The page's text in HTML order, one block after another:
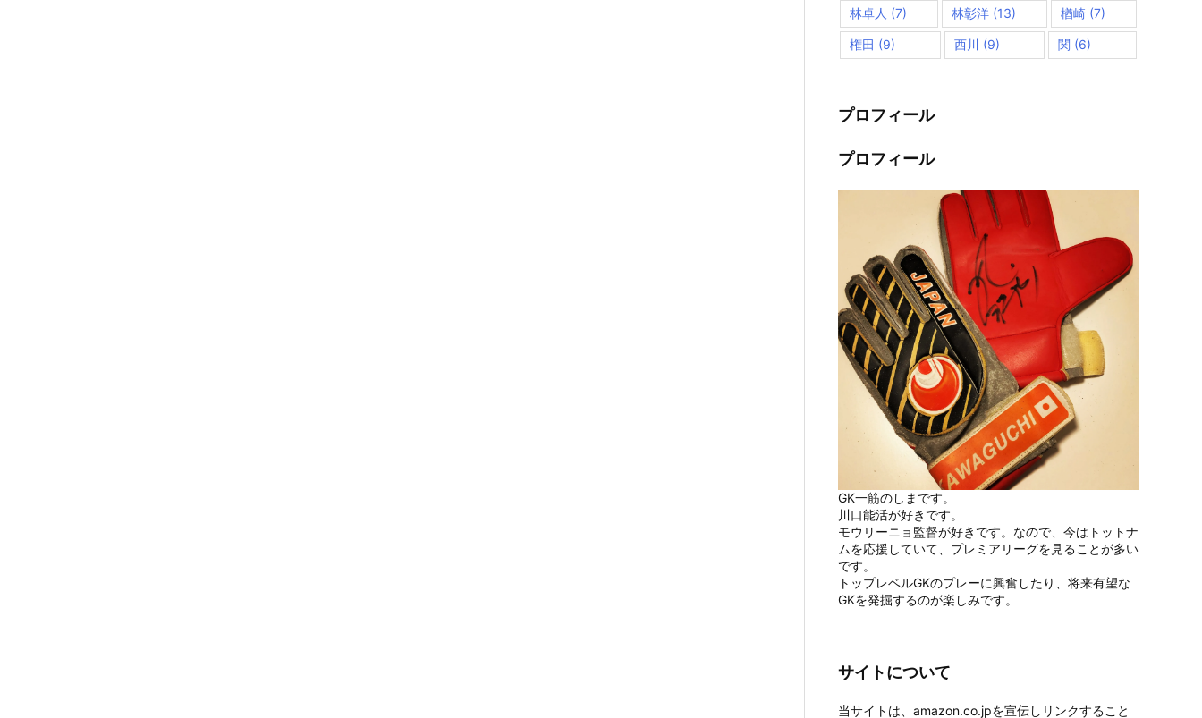
林卓人 (7) 林彰洋 (13) 楢崎 (7)
権田 (9) 西川 (9) 関 (6)
プロフィール
プロフィール
GK一筋のしまです。
川口能活が好きです。
モウリーニョ監督が好きです。なので、今はトットナ
ムを応援していて、プレミアリーグを見ることが多い
です。
トップレベルGKのプレーに興奮したり、将来有望な
GKを発掘するのが楽しみです。
サイトについて
当サイトは、amazon.co.jpを宣伝しリンクすること